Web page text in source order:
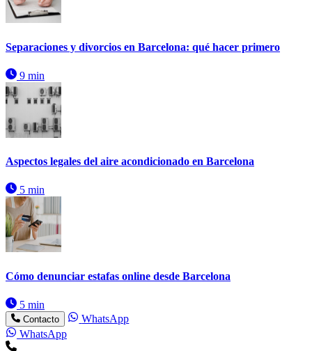
Separaciones y divorcios en Barcelona: qué hacer primero
9 min
Aspectos legales del aire acondicionado en Barcelona
5 min
Cómo denunciar estafas online desde Barcelona
5 min
Contacto
WhatsApp
WhatsApp